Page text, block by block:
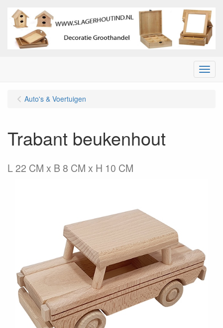
Menu
Auto's & Voertuigen
Trabant beukenhout
L 22 CM x B 8 CM x H 10 CM